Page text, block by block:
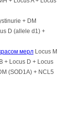
+ DM
D (allele d1) +
мерл Locus M
+ Locus D + Locus
(SOD1A) + NCL5